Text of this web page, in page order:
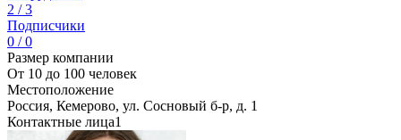
2 / 3
Подписчики
0 / 0
Размер компании
От 10 до 100 человек
Местоположение
Россия, Кемерово, ул. Сосновый б-р, д. 1
Контактные лица1